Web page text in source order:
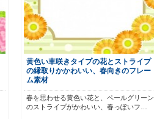
黄色い車咲きタイプの花とストライプ
の縁取りかかわいい、春向きのフレー
ム素材
春を思わせる黄色い花と、ペールグリーン
のストライプがかわいい、春っぽいフ…